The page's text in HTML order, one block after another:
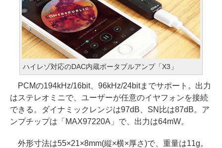
ハイレゾ対応のDAC内蔵ポータブルアンプ「X3」
PCMの194kHz/16bit、96kHz/24bitまでサポート。出力
はステレオミニで、ユーザーが任意のイヤフォンを接続
できる。ダイナミックレンジは97dB、SN比は87dB。ア
ンプチップは「MAX97220A」で、出力は64mW。
外形寸法は55×21×8mm(縦×横×厚さ)で、重量は11g。